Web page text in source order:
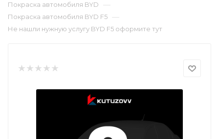
Покраска автомобиля BYD —
Покраска автомобиля BYD F5 —
Не нашли нужную услугу BYD F5 оформите тут